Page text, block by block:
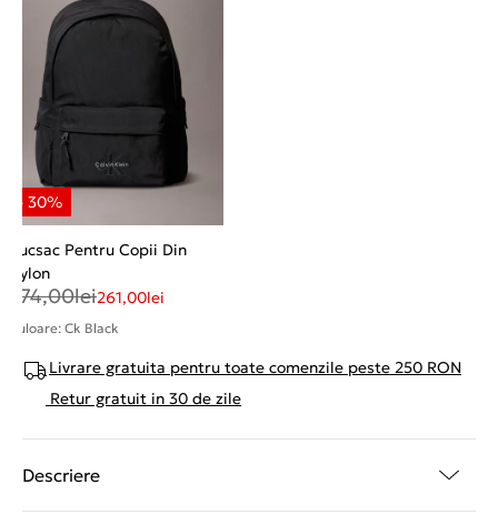
Rucsac Pentru Copii Din
Nylon
374,00lei261,00lei
Culoare: Ck Black
Livrare gratuita pentru toate comenzile peste 250 RON
Retur gratuit in 30 de zile
Descriere